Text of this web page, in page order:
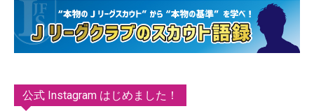
公式 Instagram はじめました！